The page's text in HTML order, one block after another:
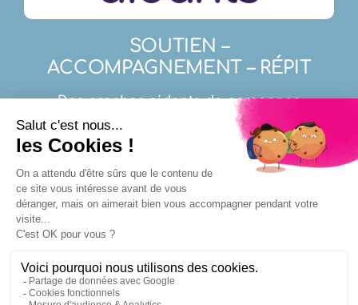
SOUTIEN –
ACCOMPAGNEMENT – RÉPIT
Des proches aidants de personnes
atteintes de maladies neuro-évolutives,
en perte d’autonomie ou d’un cancer.
Nous contacter
© 2017 - 2026 •